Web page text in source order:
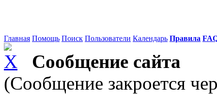
Главная Помощь Поиск Пользователи Календарь Правила
Сообщение сайта
(Сообщение закроется